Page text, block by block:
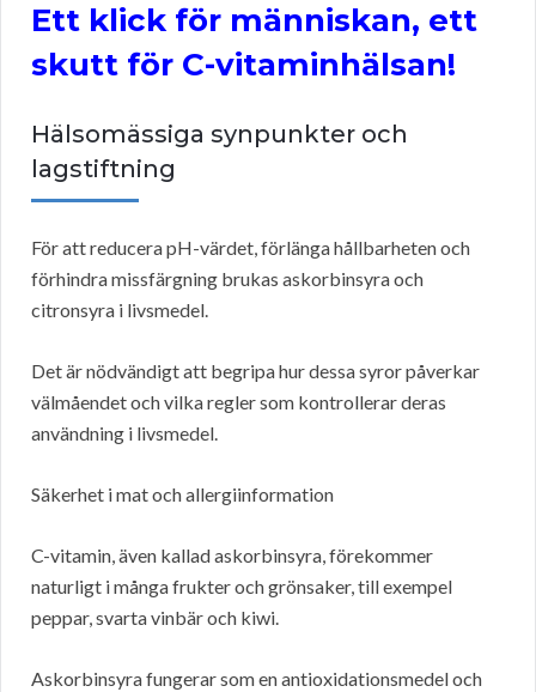
Ett klick för människan, ett
skutt för C-vitaminhälsan!
Hälsomässiga synpunkter och
lagstiftning
För att reducera pH-värdet, förlänga hållbarheten och
förhindra missfärgning brukas askorbinsyra och
citronsyra i livsmedel.
Det är nödvändigt att begripa hur dessa syror påverkar
välmåendet och vilka regler som kontrollerar deras
användning i livsmedel.
Säkerhet i mat och allergiinformation
C-vitamin, även kallad askorbinsyra, förekommer
naturligt i många frukter och grönsaker, till exempel
peppar, svarta vinbär och kiwi.
Askorbinsyra fungerar som en antioxidationsmedel och